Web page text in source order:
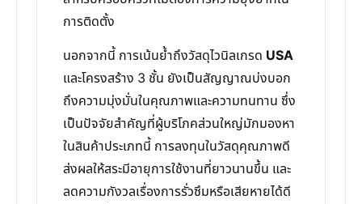
การติดตั้ง
นอกจากนี้ การเน้นย้ำถึงวัสดุไวนิลเกรด USA
และโครงสร้าง 3 ชั้น ยังเป็นสัญญาณบ่งบอก
ถึงความมุ่งมั่นในคุณภาพและความทนทาน ซึ่ง
เป็นปัจจัยสำคัญที่ผู้บริโภคส่วนใหญ่มักมองหา
ในสินค้าประเภทนี้ การลงทุนในวัสดุคุณภาพดี
ส่งผลให้สระมีอายุการใช้งานที่ยาวนานขึ้น และ
ลดความกังวลเรื่องการรั่วซึมหรือเสียหายได้ดี